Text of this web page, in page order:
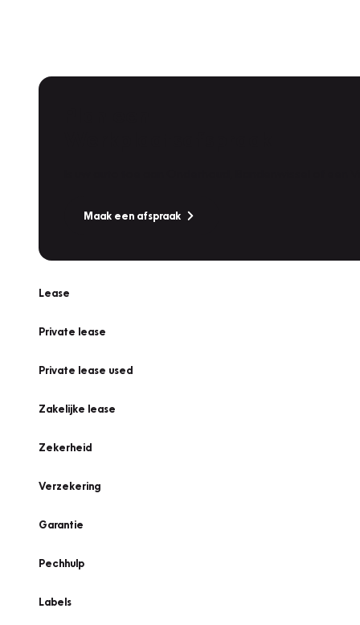
Maak een afspraak
Lease
Private lease
Private lease used
Zakelijke lease
Zekerheid
Verzekering
Garantie
Pechhulp
Labels